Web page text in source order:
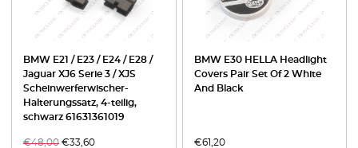
BMW E21 / E23 / E24 / E28 /
Jaguar XJ6 Serie 3 / XJS
Scheinwerferwischer-
Halterungssatz, 4-teilig,
schwarz 61631361019
€48,00 €33,60
BMW E30 HELLA Headlight
Covers Pair Set Of 2 White
And Black
€61,20